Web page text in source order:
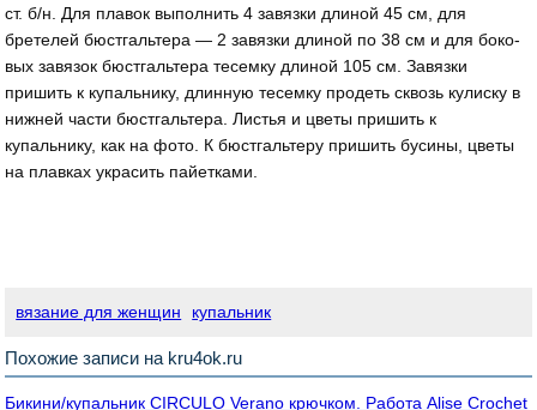
ст. б/н. Для плавок выполнить 4 завязки длиной 45 см, для
бретелей бюстгальтера — 2 завязки длиной по 38 см и для боко­
вых завязок бюстгальтера тесемку длиной 105 см. Завязки
пришить к ку­пальнику, длинную тесемку продеть сквозь кулиску в
нижней части бюст­гальтера. Листья и цветы пришить к
купальнику, как на фото. К бюстгальтеру пришить бусины, цветы
на плавках ук­расить пайетками.
вязание для женщин купальник
Похожие записи на kru4ok.ru
Бикини/купальник СIRCULO Verano крючком. Работа Alise Crochet